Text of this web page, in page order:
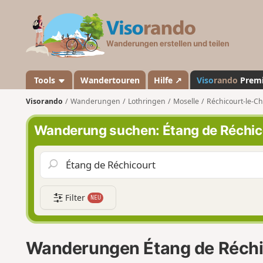
a
n
d
o
Tools Wandertouren Hilfe ↗ Visorando
Visorando Wanderungen Lothringen Moselle Réchicourt-le-
Wanderung suchen: Étang de
Filter NEU
Wanderungen Étang de